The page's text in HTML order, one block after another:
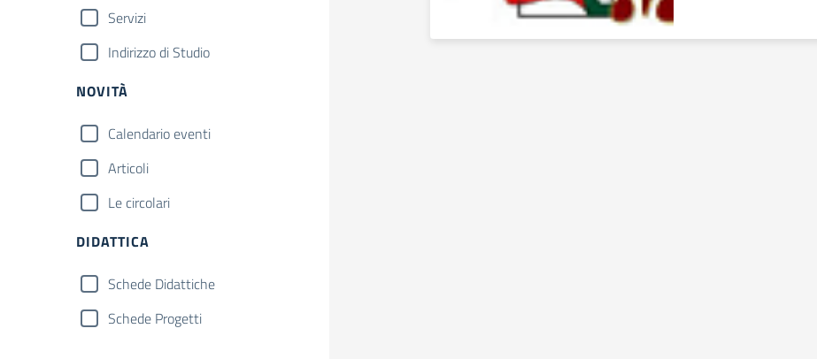
Servizi
Indirizzo di Studio
NOVITÀ
Calendario eventi
Articoli
Le circolari
DIDATTICA
Schede Didattiche
Schede Progetti